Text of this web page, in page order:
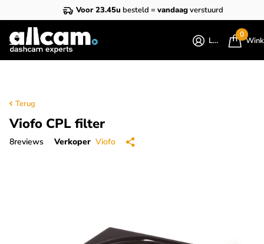
Voor 23.45u besteld = vandaagverstuurd
Login
0
Terug
Viofo CPL filter
8reviews Verkoper Viofo